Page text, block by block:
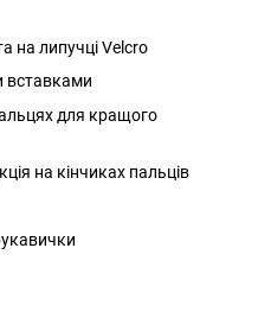
на липучці Velcro
вставками
для кращого
на кінчиках пальців